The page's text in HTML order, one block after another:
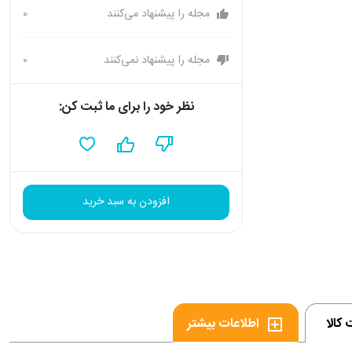
مجله را پیشنهاد می‌کنند 0
مجله را پیشنهاد نمی‌کنند 0
نظر خود را برای ما ثبت کن:
افزودن به سبد خرید
کالا اطلاعات بیشتر